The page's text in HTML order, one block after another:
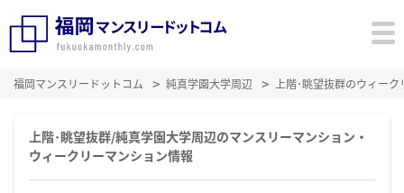
福岡マンスリードットコム 純真学園大学周辺 上階･眺望抜群のウィー
上階･眺望抜群/純真学園大学周辺のマンスリーマンション・
ウィークリーマンション情報